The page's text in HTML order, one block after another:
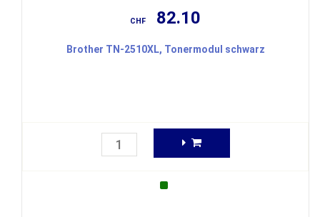
CHF 82.10
Brother TN-2510XL, Tonermodul schwarz